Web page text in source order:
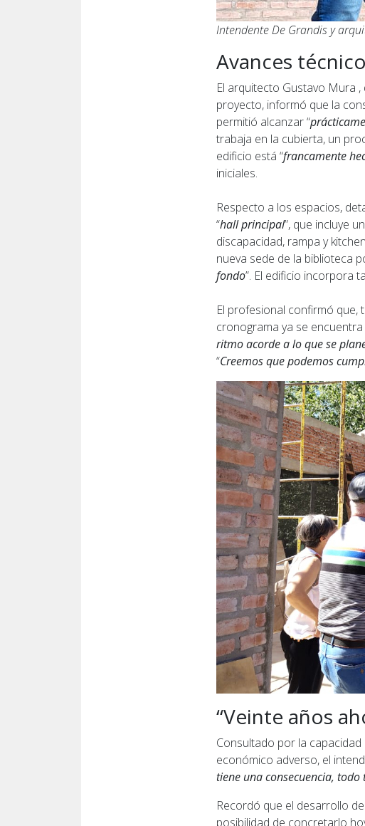
Intendente De Grandis y
Avances
El arquitecto Gustavo Mura
proyecto, informó que la
permitió alcanzar “
trabaja en la cubierta, un
edificio está “francamente
iniciales.
Respecto a los espacios,
“hall principal”, que incluye
discapacidad, rampa y
nueva sede de la biblioteca
fondo”. El edificio incorpora
El profesional confirmó que,
cronograma ya se
ritmo acorde a lo que se
“Creemos que podemos
“Veinte años
Consultado por la
económico adverso, el
tiene una consecuencia,
Recordó que el desarrollo
posibilidad de concretarlo